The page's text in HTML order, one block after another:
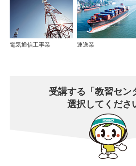
電気通信工事業 運送業
受講する 「教習セン
選択してくださ